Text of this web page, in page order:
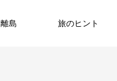
離島 旅のヒント